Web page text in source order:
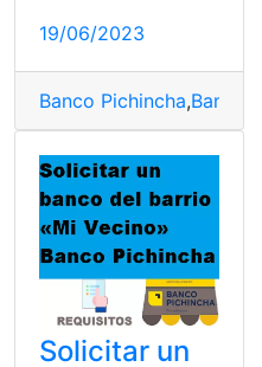
Exterior ,Instituciones
19/06/2023
Banco Pichincha,Banco
Solicitar un